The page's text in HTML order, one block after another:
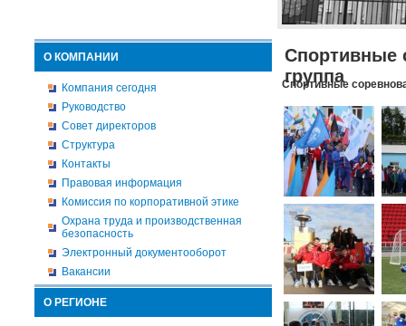
О КОМПАНИИ
Компания сегодня
Руководство
Совет директоров
Структура
Контакты
Правовая информация
Комиссия по корпоративной этике
Охрана труда и производственная
безопасность
Электронный документооборот
Вакансии
О РЕГИОНЕ
Спортивные
группа
Спортивные